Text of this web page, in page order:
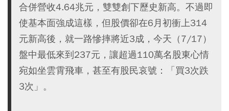
合併營收4.64兆元，雙雙創下歷史新高。不過即
使基本面強成這樣，但股價卻在6月初衝上314
元新高後，就一路慘摔將近3成，今天（7/17）
盤中最低來到237元，讓超過110萬名股東心情
宛如坐雲霄飛車，甚至有股民哀號：「買3次跌
3次」。